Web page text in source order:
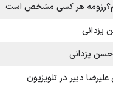
هر کسی مشخص است
یزدانی
یزدانی
دبیر در تلویزیون